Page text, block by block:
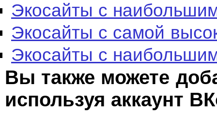
Экосайты с
Экосайты с самой
Экосайты с
Вы также можете
используя аккаунт